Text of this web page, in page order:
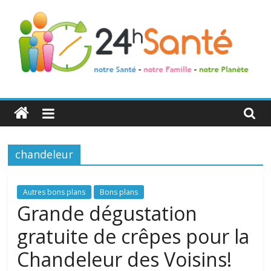
24h
Santé
La
de
toute
famille
chandeleur
Autres bons plans Bons plans
Grande dégustation
gratuite de crêpes pour la
Chandeleur des Voisins!